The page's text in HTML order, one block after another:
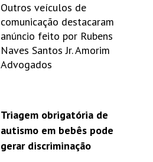
Outros veículos de
comunicação destacaram
anúncio feito por Rubens
Naves Santos Jr. Amorim
Advogados
Triagem obrigatória de
autismo em bebês pode
gerar discriminação